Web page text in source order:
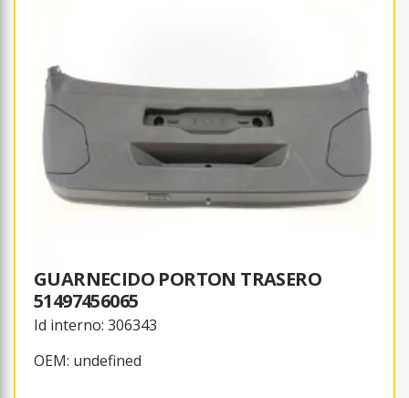
GUARNECIDO PORTON TRASERO
51497456065
Id interno: 306343
OEM: undefined